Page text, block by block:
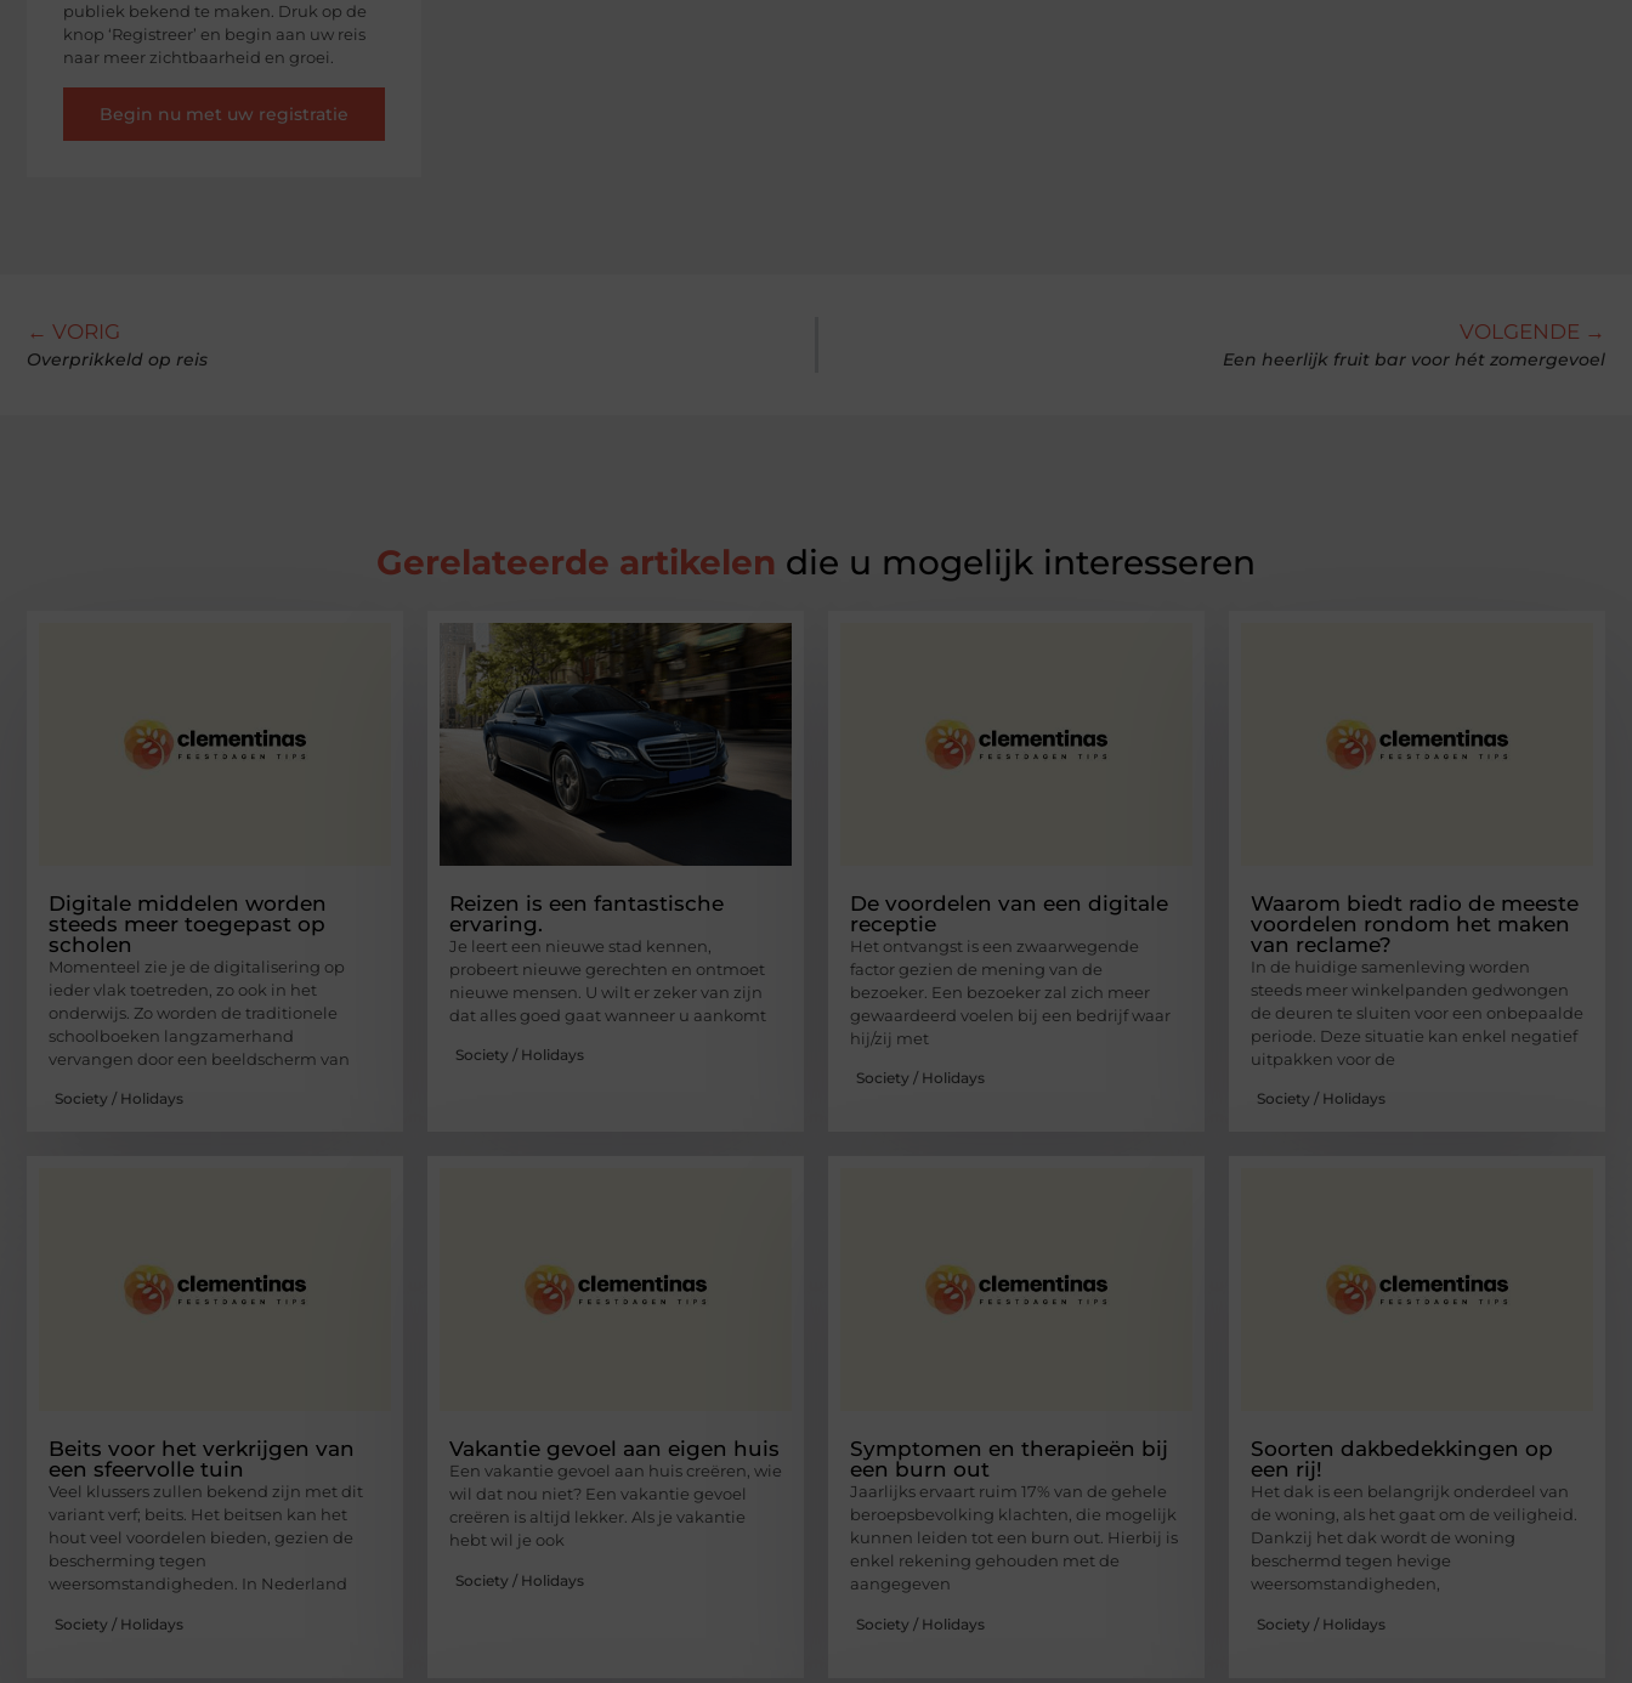
publiek bekend te maken. Druk op de
knop ‘Registreer’ en begin aan uw reis
naar meer zichtbaarheid en groei.
Begin nu met uw registratie
← VORIG
Overprikkeld op reis
VOLGENDE →
Een heerlijk fruit bar voor hét zomergevoel
Gerelateerde artikelen die u mogelijk interesseren
Digitale middelen worden
steeds meer toegepast op
scholen
Momenteel zie je de digitalisering op
ieder vlak toetreden, zo ook in het
onderwijs. Zo worden de traditionele
schoolboeken langzamerhand
vervangen door een beeldscherm van
Society / Holidays
Reizen is een fantastische
ervaring.
Je leert een nieuwe stad kennen,
probeert nieuwe gerechten en ontmoet
nieuwe mensen. U wilt er zeker van zijn
dat alles goed gaat wanneer u aankomt
Society / Holidays
De voordelen van een digitale
receptie
Het ontvangst is een zwaarwegende
factor gezien de mening van de
bezoeker. Een bezoeker zal zich meer
gewaardeerd voelen bij een bedrijf waar
hij/zij met
Society / Holidays
Waarom biedt radio de meeste
voordelen rondom het maken
van reclame?
In de huidige samenleving worden
steeds meer winkelpanden gedwongen
de deuren te sluiten voor een onbepaalde
periode. Deze situatie kan enkel negatief
uitpakken voor de
Society / Holidays
Beits voor het verkrijgen van
een sfeervolle tuin
Veel klussers zullen bekend zijn met dit
variant verf; beits. Het beitsen kan het
hout veel voordelen bieden, gezien de
bescherming tegen
weersomstandigheden. In Nederland
Society / Holidays
Vakantie gevoel aan eigen huis
Een vakantie gevoel aan huis creëren, wie
wil dat nou niet? Een vakantie gevoel
creëren is altijd lekker. Als je vakantie
hebt wil je ook
Society / Holidays
Symptomen en therapieën bij
een burn out
Jaarlijks ervaart ruim 17% van de gehele
beroepsbevolking klachten, die mogelijk
kunnen leiden tot een burn out. Hierbij is
enkel rekening gehouden met de
aangegeven
Society / Holidays
Soorten dakbedekkingen op
een rij!
Het dak is een belangrijk onderdeel van
de woning, als het gaat om de veiligheid.
Dankzij het dak wordt de woning
beschermd tegen hevige
weersomstandigheden,
Society / Holidays